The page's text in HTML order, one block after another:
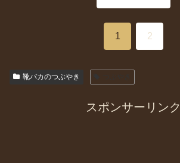
1 2
靴バカのつぶやき
スポンサーリンク